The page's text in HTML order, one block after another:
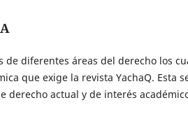
de diferentes áreas del derecho los
que exige la revista YachaQ. Esta
derecho actual y de interés